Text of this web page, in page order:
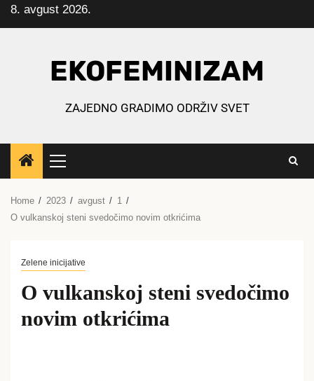
Skip
to
8. avgust 2026.
EKOFEMINIZAM
ZAJEDNO GRADIMO ODRŽIV SVET
Primary
Menu
Home 2023 avgust
1
O vulkanskoj steni svedočimo novim otkrićima
Zelene inicijative
O vulkanskoj steni svedočimo
novim otkrićima